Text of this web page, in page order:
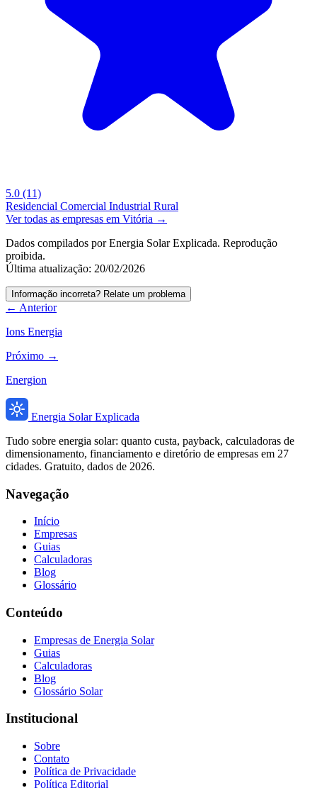
5.0 (11)
Residencial Comercial Industrial Rural
Ver todas as empresas em Vitória →
Dados compilados por Energia Solar Explicada. Reprodução
proibida.
Última atualização: 20/02/2026
Informação incorreta? Relate um problema
← Anterior
Ions Energia
Próximo →
Energion
Energia Solar Explicada
Tudo sobre energia solar: quanto custa, payback, calculadoras de
dimensionamento, financiamento e diretório de empresas em 27
cidades. Gratuito, dados de 2026.
Navegação
Início
Empresas
Guias
Calculadoras
Blog
Glossário
Conteúdo
Empresas de Energia Solar
Guias
Calculadoras
Blog
Glossário Solar
Institucional
Sobre
Contato
Política de Privacidade
Política Editorial